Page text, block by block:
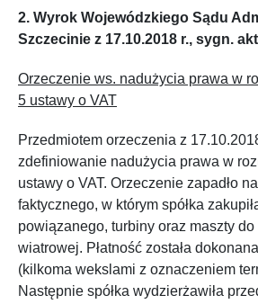
2. Wyrok Wojewódzkiego Sądu
Szczecinie z 17.10.2018 r., sygn.
Orzeczenie ws. nadużycia prawa w
5 ustawy o VAT
Przedmiotem orzeczenia z
zdefiniowanie nadużycia prawa w
ustawy o VAT. Orzeczenie zapadło
faktycznego, w którym spółka
powiązanego, turbiny oraz maszty
wiatrowej. Płatność została
(kilkoma wekslami z oznaczeniem
Następnie spółka wydzierżawiła